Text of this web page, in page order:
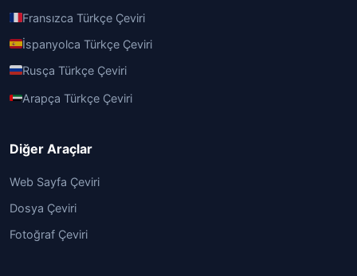
Fransızca Türkçe Çeviri
İspanyolca Türkçe Çeviri
Rusça Türkçe Çeviri
Arapça Türkçe Çeviri
Diğer Araçlar
Web Sayfa Çeviri
Dosya Çeviri
Fotoğraf Çeviri